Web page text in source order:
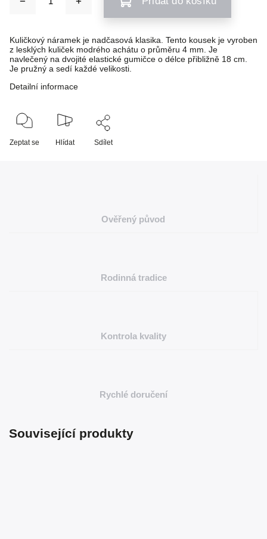
Kuličkový náramek je nadčasová klasika. Tento kousek je vyroben
z lesklých kuliček modrého achátu o průměru 4 mm. Je
navlečený na dvojité elastické gumičce o délce přibližně 18 cm.
Je pružný a sedí každé velikosti.
Detailní informace
Zeptat se Hlídat Sdílet
Ověřený původ
Rodinná tradice
Kontrola kvality
Rychlé doručení
Související produkty